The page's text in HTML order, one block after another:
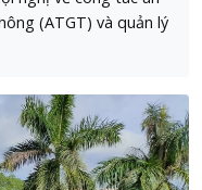
(ATGT) và quản lý